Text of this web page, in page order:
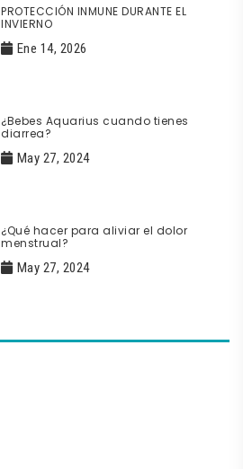
PROTECCIÓN INMUNE DURANTE EL
INVIERNO
Ene 14, 2026
¿Bebes Aquarius cuando tienes
diarrea?
May 27, 2024
¿Qué hacer para aliviar el dolor
menstrual?
May 27, 2024